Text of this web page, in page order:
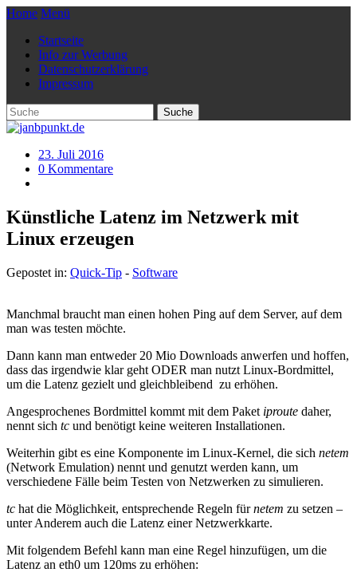
Home Menü
Startseite
Info zur Werbung
Datenschutzerklärung
Impressum
23. Juli 2016
0 Kommentare
Künstliche Latenz im Netzwerk mit
Linux erzeugen
Gepostet in: Quick-Tip - Software
Manchmal braucht man einen hohen Ping auf dem Server, auf dem
man was testen möchte.
Dann kann man entweder 20 Mio Downloads anwerfen und hoffen,
dass das irgendwie klar geht ODER man nutzt Linux-Bordmittel,
um die Latenz gezielt und gleichbleibend zu erhöhen.
Angesprochenes Bordmittel kommt mit dem Paket iproute daher,
nennt sich tc und benötigt keine weiteren Installationen.
Weiterhin gibt es eine Komponente im Linux-Kernel, die sich netem
(Network Emulation) nennt und genutzt werden kann, um
verschiedene Fälle beim Testen von Netzwerken zu simulieren.
tc hat die Möglichkeit, entsprechende Regeln fürnetem zu setzen –
unter Anderem auch die Latenz einer Netzwerkkarte.
Mit folgendem Befehl kann man eine Regel hinzufügen, um die
Latenz an eth0 um 120ms zu erhöhen: